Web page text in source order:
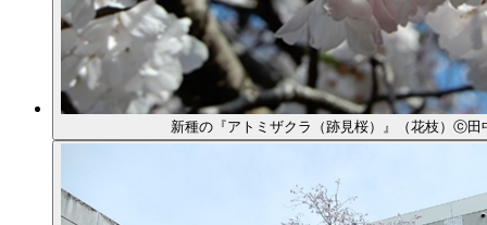
新種の『アトミザクラ（跡見桜）』（花枝）ⓒ田